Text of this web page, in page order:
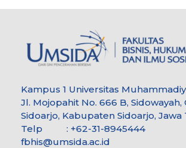
Kampus 1 Universitas
Jl. Mojopahit No. 666 B, Sidowayah,
Sidoarjo, Kabupaten Sidoarjo, Jawa
Telp : +62-31-8945444
fbhis@umsida.ac.id